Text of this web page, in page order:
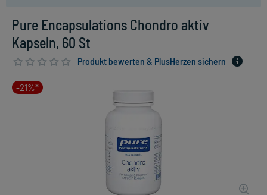
Pure Encapsulations Chondro aktiv
Kapseln, 60 St
Produkt bewerten & PlusHerzen sichern
-21%*